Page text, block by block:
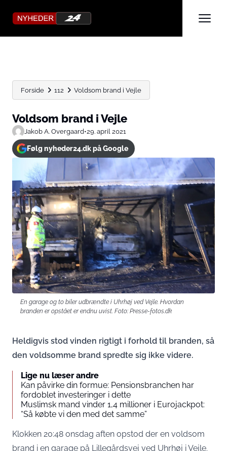
Forside 112 Voldsom brand i Vejle
Voldsom brand i Vejle
Jakob A. Overgaard•29. april 2021
Følg nyheder24.dk på Google
En garage og to biler udbrændte i Uhrhøj ved Vejle. Hvordan
branden er opstået er endnu uvist. Foto: Presse-fotos.dk
Heldigvis stod vinden rigtigt i forhold til branden, så
den voldsomme brand spredte sig ikke videre.
Lige nu læser andre
Kan påvirke din formue: Pensionsbranchen har
fordoblet investeringer i dette
Muslimsk mand vinder 1,4 millioner i Eurojackpot:
“Så købte vi den med det samme”
Klokken 20:48 onsdag aften opstod der en voldsom
brand i en garage på Lillegårdsvej ved Uhrhøj i Vejle.